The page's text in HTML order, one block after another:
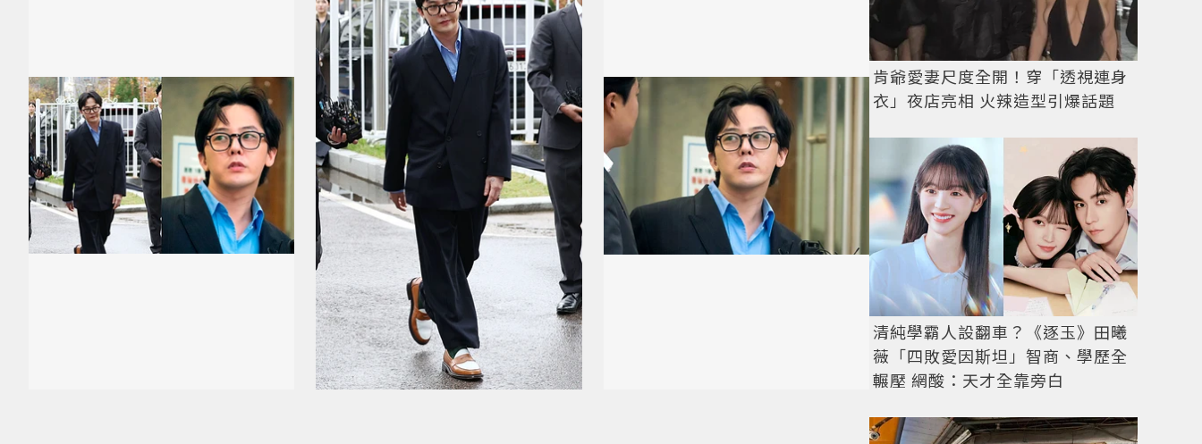
肯爺愛妻尺度全開！穿「透視連身
衣」夜店亮相 火辣造型引爆話題
清純學霸人設翻車？《逐玉》田曦
薇「四敗愛因斯坦」智商、學歷全
輾壓 網酸：天才全靠旁白